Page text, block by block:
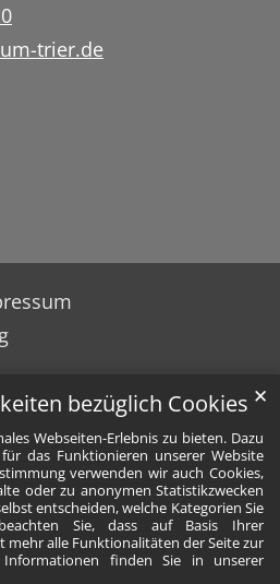
bezüglich Cookies
Webseiten-Erlebnis zu bieten. Dazu
das Funktionieren unserer Website
verwenden wir auch Cookies,
oder zu anonymen Statistikzwecken
entscheiden, welche Kategorien Sie
Sie, dass auf Basis Ihrer
mehr alle Funktionalitäten der Seite zur
Informationen finden Sie in unserer
✕
trier.de